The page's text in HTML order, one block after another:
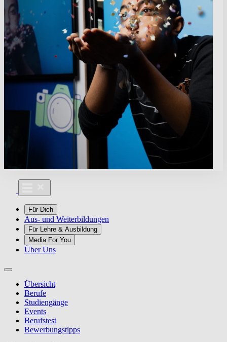
Für Dich
Aus- und Weiterbildungen
Für Lehre & Ausbildung
Media For You
Über Uns
Übersicht
Berufe
Studiengänge
Events
Berufstest
Bewerbungstipps